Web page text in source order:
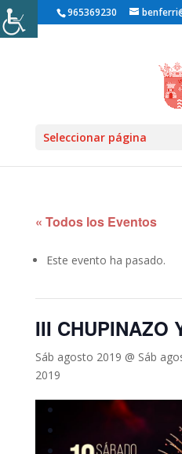
965369230
Seleccionar página
Inicio1»Eventos»
« Todos los Eventos
Este evento ha pasado.
III CHUPINAZO
Sáb agosto 2019 @ Sáb
2019